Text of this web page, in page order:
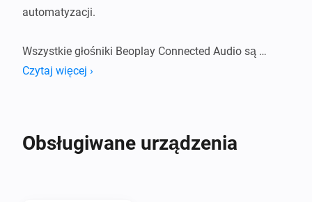
automatyzacji.
Wszystkie głośniki Beoplay Connected Audio są
obsługiwane.
Czytaj więcej ›
Obsługiwane urządzenia